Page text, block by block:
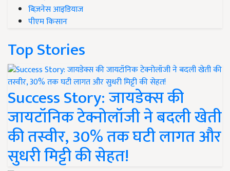
बिज़नेस आइडियाज
पीएम किसान
Top Stories
Success Story: जायडेक्स की
जायटॉनिक टेक्नोलॉजी ने बदली खेती
की तस्वीर, 30% तक घटी लागत और
सुधरी मिट्टी की सेहत!